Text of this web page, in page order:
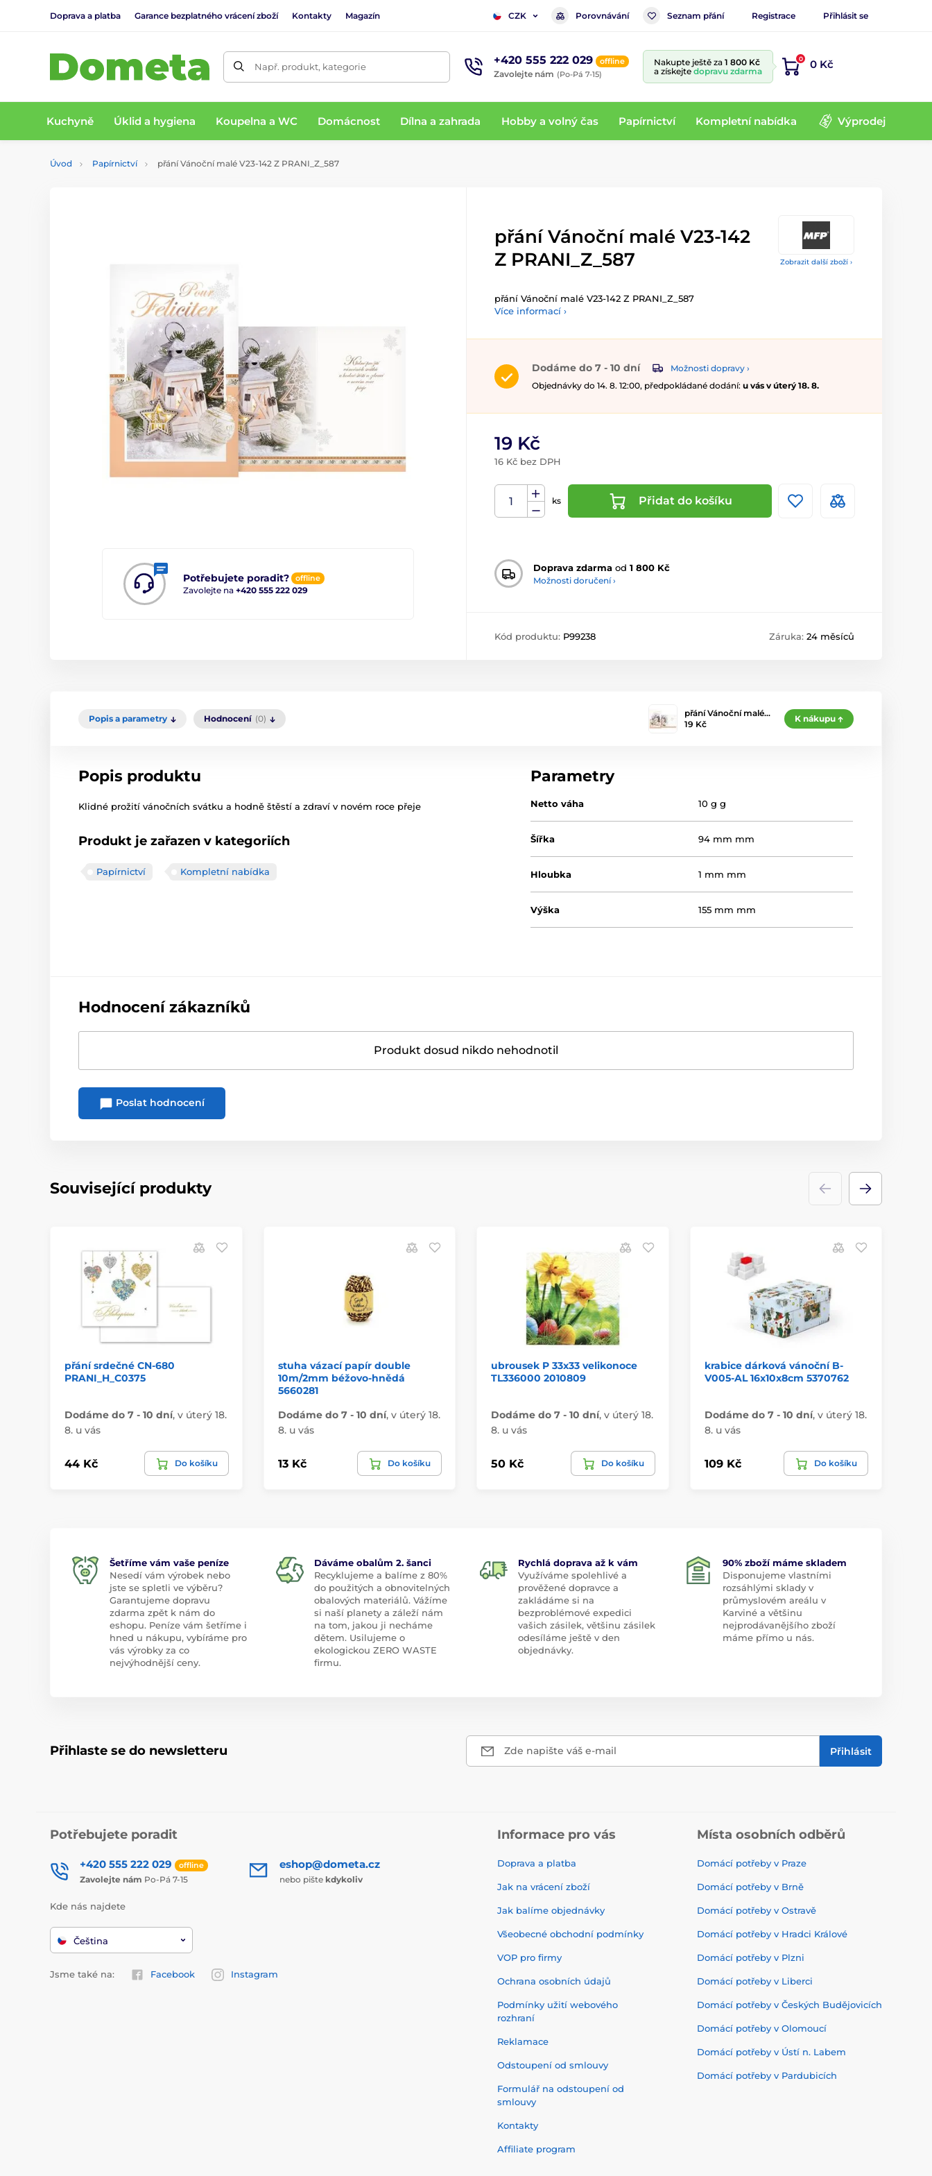
Doprava a platba Garance bezplatného vrácení zboží Kontakty Magazín CZK Porovnávání Seznam přání Registrace Přihlásit se
Např. produkt, kategorie +420 555 222 029 offline
Zavolejte nám (Po-Pá 7-15)
Nakupte ještě za 1 800 Kč
a získejte dopravu zdarma
0 0 Kč
Kuchyně Úklid a hygiena Koupelna a WC Domácnost Dílna a zahrada Hobby a volný čas Papírnictví Kompletní nabídka Výprodej
Úvod Papírnictví přání Vánoční malé V23-142 Z PRANI_Z_587
Zobrazit další zboží ›
Potřebujete poradit? offline
Zavolejte na +420 555 222 029
přání Vánoční malé V23-142
Z PRANI_Z_587
přání Vánoční malé V23-142 Z PRANI_Z_587
Více informací ›
Dodáme do 7 - 10 dní
Možnosti dopravy ›
Objednávky do 14. 8. 12:00, předpokládané dodání: u vás v úterý 18. 8.
19 Kč
16 Kč bez DPH
ks Přidat do košíku
Doprava zdarma od 1 800 Kč
Možnosti doručení ›
Kód produktu: P99238 Záruka: 24 měsíců
Popis a parametry Hodnocení (0)
přání Vánoční malé…
19 Kč
K nákupu
Popis produktu
Klidné prožití vánočních svátku a hodně štěstí a zdraví v novém roce přeje
Produkt je zařazen v kategoriích
Papírnictví Kompletní nabídka
Parametry
Netto váha 10 g g
Šířka 94 mm mm
Hloubka 1 mm mm
Výška 155 mm mm
Hodnocení zákazníků
Produkt dosud nikdo nehodnotil
Poslat hodnocení
Související produkty
přání srdečné CN-680
PRANI_H_C0375
Dodáme do 7 - 10 dní, v úterý 18.
8. u vás
44 Kč Do košíku
stuha vázací papír double
10m/2mm béžovo-hnědá
5660281
Dodáme do 7 - 10 dní, v úterý 18.
8. u vás
13 Kč Do košíku
ubrousek P 33x33 velikonoce
TL336000 2010809
Dodáme do 7 - 10 dní, v úterý 18.
8. u vás
50 Kč Do košíku
krabice dárková vánoční B-
V005-AL 16x10x8cm 5370762
Dodáme do 7 - 10 dní, v úterý 18.
8. u vás
109 Kč Do košíku
Šetříme vám vaše peníze
Nesedí vám výrobek nebo
jste se spletli ve výběru?
Garantujeme dopravu
zdarma zpět k nám do
eshopu. Peníze vám šetříme i
hned u nákupu, vybíráme pro
vás výrobky za co
nejvýhodnější ceny.
Dáváme obalům 2. šanci
Recyklujeme a balíme z 80%
do použitých a obnovitelných
obalových materiálů. Vážíme
si naší planety a záleží nám
na tom, jakou ji necháme
dětem. Usilujeme o
ekologickou ZERO WASTE
firmu.
Rychlá doprava až k vám
Využíváme spolehlivé a
prověžené dopravce a
zakládáme si na
bezproblémové expedici
vašich zásilek, většinu zásilek
odesíláme ještě v den
objednávky.
90% zboží máme skladem
Disponujeme vlastními
rozsáhlými sklady v
průmyslovém areálu v
Karviné a většinu
nejprodávanějšího zboží
máme přímo u nás.
Přihlaste se do newsletteru Zde napište váš e-mail Přihlásit
Potřebujete poradit
+420 555 222 029 offline
Zavolejte nám Po-Pá 7-15
eshop@dometa.cz
nebo pište kdykoliv
Kde nás najdete
Čeština
Jsme také na: Facebook Instagram
Informace pro vás
Doprava a platba
Jak na vrácení zboží
Jak balíme objednávky
Všeobecné obchodní podmínky
VOP pro firmy
Ochrana osobních údajů
Podmínky užití webového
rozhraní
Reklamace
Odstoupení od smlouvy
Formulář na odstoupení od
smlouvy
Kontakty
Affiliate program
Místa osobních odběrů
Domácí potřeby v Praze
Domácí potřeby v Brně
Domácí potřeby v Ostravě
Domácí potřeby v Hradci Králové
Domácí potřeby v Plzni
Domácí potřeby v Liberci
Domácí potřeby v Českých Budějovicích
Domácí potřeby v Olomoucí
Domácí potřeby v Ústí n. Labem
Domácí potřeby v Pardubicích